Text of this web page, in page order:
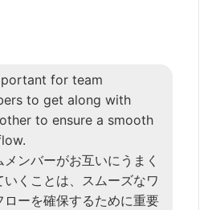
for team
to get along with
to ensure a smooth
メンバーがお互いにうまく
いくことは、スムーズなワ
ローを確保するために重要